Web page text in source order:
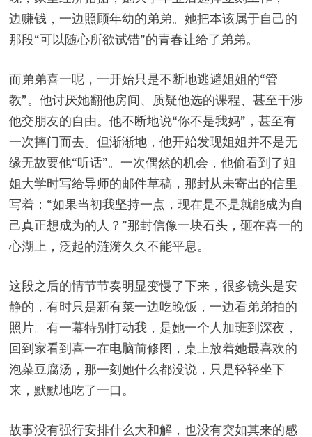
边赚钱，一边照顾年幼的弟弟。她把本该属于自己的
那段“可以随心所欲试错”的青春让给了弟弟。
而弟弟喜一呢，一开始只是不断地逃避姐姐的“管
教”。他讨厌她翻他房间、质疑他选的课程、甚至干涉
他交朋友的自由。他不断地说“你不是我妈”，甚至有
一次摔门而去。但渐渐地，他开始发现姐姐并不是无
缘无故要他“听话”。一次偶然的机会，他偷看到了姐
姐大学时写给导师的邮件草稿，那封从未寄出的信里
写着：“如果当初我坚持一点，现在是不是就能成为自
己真正想成为的人？”那封信像一块石头，砸在喜一的
心湖上，泛起的涟漪久久不能平息。
这段之后的情节节奏明显变慢了下来，很多镜头是安
静的，有时只是新有菜一边吃晚饭，一边看弟弟拍的
照片。有一幕特别打动我，是她一个人加班到深夜，
回到家看到喜一在电脑前修图，桌上放着她最喜欢的
泡菜豆腐汤，那一刻她什么都没说，只是轻轻坐下
来，默默地吃了一口。
故事没有强行安排什么大和解，也没有突如其来的感